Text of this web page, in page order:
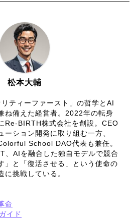
松本大輔
ティーファースト」の哲学とAI
ね備えた経営者。2022年の転身
Re-BIRTH株式会社を創設。CEO
ーション開発に取り組む一方、
School DAO代表も兼任。
、AIを融合した独自モデルで競合
」と「復活させる」という使命の
に挑戦している。
命
イド